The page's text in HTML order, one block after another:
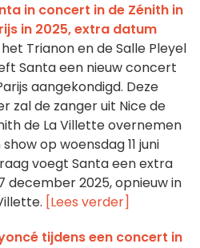
in concert in de Zénith in
in 2025, extra datum
het Trianon en de Salle Pleyel
Santa een nieuw concert
aangekondigd. Deze
zal de zanger uit Nice de
de La Villette overnemen
op woensdag 11 juni
voegt Santa een extra
december 2025, opnieuw in
[Lees verder]
tijdens een concert in